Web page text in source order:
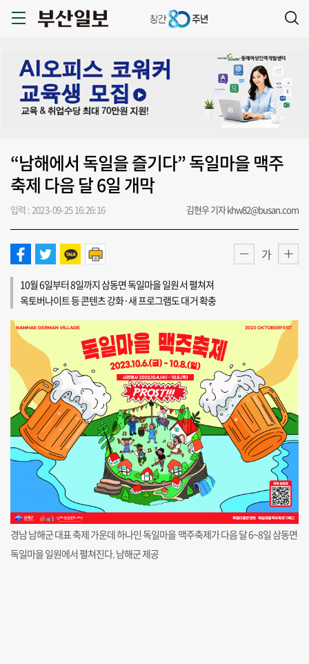
“남해에서 독일을 즐기다” 독일마을 맥주
축제 다음 달 6일 개막
입력 : 2023-09-25 16:26:16 김현우 기자 khw82@busan.com
가
10월 6일부터 8일까지 삼동면 독일마을 일원서 펼쳐져
옥토버나이트 등 콘텐츠 강화·새 프로그램도 대거 확충
경남 남해군 대표 축제 가운데 하나인 독일마을 맥주축제가 다음 달 6~8일 삼동면
독일마을 일원에서 펼쳐진다. 남해군 제공